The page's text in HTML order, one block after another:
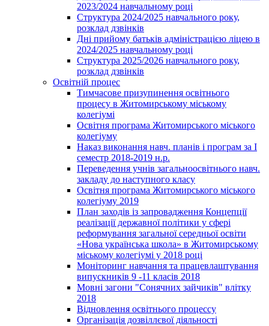
2023/2024 навчальному році
Структура 2024/2025 навчального року,
розклад дзвінків
Дні прийому батьків адміністрацією ліцею в
2024/2025 навчальному році
Структура 2025/2026 навчального року,
розклад дзвінків
Освітній процес
Тимчасове призупинення освітнього
процесу в Житомирському міському
колегіумі
Освітня програма Житомирського міського
колегіуму
Наказ виконання навч. планів і програм за І
семестр 2018-2019 н.р.
Переведення учнів загальноосвітнього навч.
закладу до наступного класу
Освітня програма Житомирського міського
колегіуму 2019
План заходів із запровадження Концепції
реалізації державної політики у сфері
реформування загальної середньої освіти
«Нова українська школа» в Житомирському
міському колегіумі у 2018 році
Моніторинг навчання та працевлаштування
випускників 9 -11 класів 2018
Мовні загони "Сонячних зайчиків" влітку
2018
Відновлення освітнього процессу
Організація дозвіллєвої діяльності